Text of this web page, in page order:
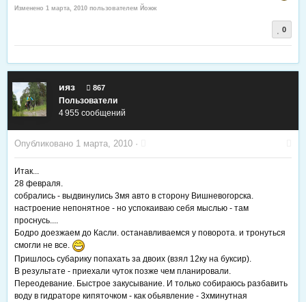
Изменено 1 марта, 2010 пользователем Йожж
0
ияз 867
Пользователи
4 955 сообщений
Опубликовано 1 марта, 2010 ·
Итак...
28 февраля.
собрались - выдвинулись 3мя авто в сторону Вишневогорска.
настроение непонятное - но успокаиваю себя мыслью - там
проснусь....
Бодро доезжаем до Касли. останавливаемся у поворота. и тронуться
смогли не все.
Пришлось субарику попахать за двоих (взял 12ку на буксир).
В результате - приехали чуток позже чем планировали.
Переодевание. Быстрое закусывание. И только собираюсь разбавить
воду в гидраторе кипяточком - как обьявление - 3хминутная